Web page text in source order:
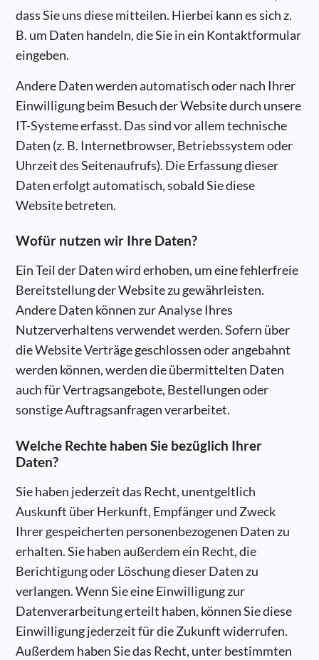
dass Sie uns diese mitteilen. Hierbei kann es sich z.
B. um Daten handeln, die Sie in ein Kontaktformular
eingeben.
Andere Daten werden automatisch oder nach Ihrer
Einwilligung beim Besuch der Website durch unsere
IT-Systeme erfasst. Das sind vor allem technische
Daten (z. B. Internetbrowser, Betriebssystem oder
Uhrzeit des Seitenaufrufs). Die Erfassung dieser
Daten erfolgt automatisch, sobald Sie diese
Website betreten.
Wofür nutzen wir Ihre Daten?
Ein Teil der Daten wird erhoben, um eine fehlerfreie
Bereitstellung der Website zu gewährleisten.
Andere Daten können zur Analyse Ihres
Nutzerverhaltens verwendet werden. Sofern über
die Website Verträge geschlossen oder angebahnt
werden können, werden die übermittelten Daten
auch für Vertragsangebote, Bestellungen oder
sonstige Auftragsanfragen verarbeitet.
Welche Rechte haben Sie bezüglich Ihrer
Daten?
Sie haben jederzeit das Recht, unentgeltlich
Auskunft über Herkunft, Empfänger und Zweck
Ihrer gespeicherten personenbezogenen Daten zu
erhalten. Sie haben außerdem ein Recht, die
Berichtigung oder Löschung dieser Daten zu
verlangen. Wenn Sie eine Einwilligung zur
Datenverarbeitung erteilt haben, können Sie diese
Einwilligung jederzeit für die Zukunft widerrufen.
Außerdem haben Sie das Recht, unter bestimmten